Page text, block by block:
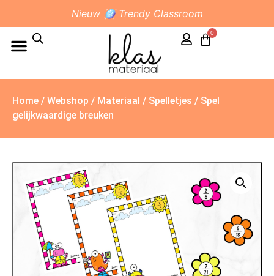
Nieuw 🪩 Trendy Classroom
0
Home / Webshop / Materiaal / Spelletjes / Spel
gelijkwaardige breuken